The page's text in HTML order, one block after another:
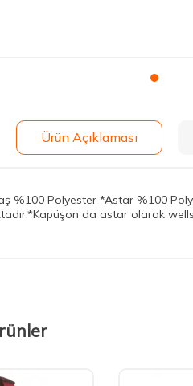
Ürün Açıklaması
%100 Polyester *Astar %100
da astar olarak